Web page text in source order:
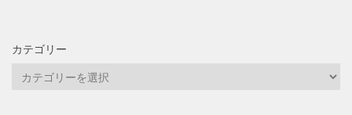
カテゴリー